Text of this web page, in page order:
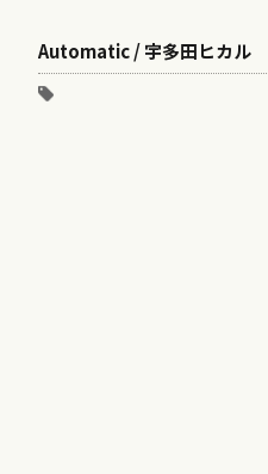
Automatic / 宇多田ヒカル